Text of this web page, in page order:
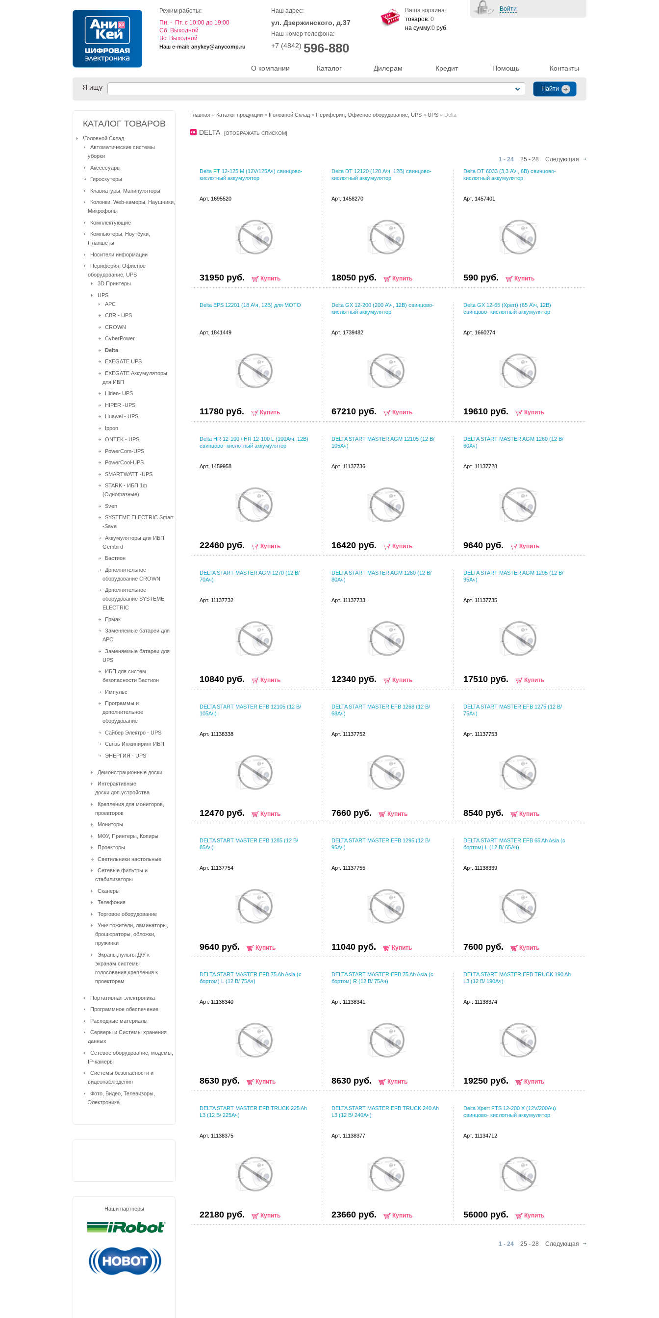
О компании Каталог Дилерам Кредит Помощь Контакты
Режим работы:
Пн. - Пт. с 10:00 до 19:00
Cб. Выходной
Вс. Выходной
Наш e-mail: anykey@anycomp.ru
Наш адрес:
ул. Дзержинского, д.37
Наш номер телефона:
+7 (4842) 596-880
Войти
Ваша корзина:
товаров: 0
на сумму:0 руб.
Я ищу
Главная » Каталог продукции » !Головной Склад » Периферия, Офисное оборудование, UPS » UPS » Delta
DELTA [ОТОБРАЖАТЬ СПИСКОМ]
1 - 24 25 - 28 Следующая
Delta FT 12-125 M (12V/125Ач) свинцово-
кислотный аккумулятор
Арт. 1695520
31950 руб. Купить
Delta DT 12120 (120 А\ч, 12В) свинцово-
кислотный аккумулятор
Арт. 1458270
18050 руб. Купить
Delta DT 6033 (3,3 А\ч, 6В) свинцово-
кислотный аккумулятор
Арт. 1457401
590 руб. Купить
Delta EPS 12201 (18 А\ч, 12В) для МОТО
Арт. 1841449
11780 руб. Купить
Delta GX 12-200 (200 А\ч, 12В) свинцово-
кислотный аккумулятор
Арт. 1739482
67210 руб. Купить
Delta GX 12-65 (Xpert) (65 А\ч, 12В)
свинцово- кислотный аккумулятор
Арт. 1660274
19610 руб. Купить
Delta HR 12-100 / HR 12-100 L (100А\ч, 12В)
свинцово- кислотный аккумулятор
Арт. 1459958
22460 руб. Купить
DELTA START MASTER AGM 12105 (12 В/
105Ач)
Арт. 11137736
16420 руб. Купить
DELTA START MASTER AGM 1260 (12 В/
60Ач)
Арт. 11137728
9640 руб. Купить
DELTA START MASTER AGM 1270 (12 В/
70Ач)
Арт. 11137732
10840 руб. Купить
DELTA START MASTER AGM 1280 (12 В/
80Ач)
Арт. 11137733
12340 руб. Купить
DELTA START MASTER AGM 1295 (12 В/
95Ач)
Арт. 11137735
17510 руб. Купить
DELTA START MASTER EFB 12105 (12 В/
105Ач)
Арт. 11138338
12470 руб. Купить
DELTA START MASTER EFB 1268 (12 В/
68Ач)
Арт. 11137752
7660 руб. Купить
DELTA START MASTER EFB 1275 (12 В/
75Ач)
Арт. 11137753
8540 руб. Купить
DELTA START MASTER EFB 1285 (12 В/
85Ач)
Арт. 11137754
9640 руб. Купить
DELTA START MASTER EFB 1295 (12 В/
95Ач)
Арт. 11137755
11040 руб. Купить
DELTA START MASTER EFB 65 Ah Asia (с
бортом) L (12 В/ 65Ач)
Арт. 11138339
7600 руб. Купить
DELTA START MASTER EFB 75 Ah Asia (с
бортом) L (12 В/ 75Ач)
Арт. 11138340
8630 руб. Купить
DELTA START MASTER EFB 75 Ah Asia (с
бортом) R (12 В/ 75Ач)
Арт. 11138341
8630 руб. Купить
DELTA START MASTER EFB TRUCK 190 Ah
L3 (12 В/ 190Ач)
Арт. 11138374
19250 руб. Купить
DELTA START MASTER EFB TRUCK 225 Ah
L3 (12 В/ 225Ач)
Арт. 11138375
22180 руб. Купить
DELTA START MASTER EFB TRUCK 240 Ah
L3 (12 В/ 240Ач)
Арт. 11138377
23660 руб. Купить
Delta Xpert FTS 12-200 X (12V/200Ач)
свинцово- кислотный аккумулятор
Арт. 11134712
56000 руб. Купить
1 - 24 25 - 28 Следующая
КАТАЛОГ ТОВАРОВ
!Головной Склад
Автоматические системы
уборки
Аксессуары
Гироскутеры
Клавиатуры, Манипуляторы
Колонки, Web-камеры, Наушники,
Микрофоны
Комплектующие
Компьютеры, Ноутбуки,
Планшеты
Носители информации
Периферия, Офисное
оборудование, UPS
3D Принтеры
UPS
APC
CBR - UPS
CROWN
CyberPower
Delta
EXEGATE UPS
EXEGATE Аккумуляторы
для ИБП
Hiden- UPS
HIPER -UPS
Huawei - UPS
Ippon
ONTEK - UPS
PowerCom-UPS
PowerCool-UPS
SMARTWATT -UPS
STARK - ИБП 1ф
(Однофазные)
Sven
SYSTEME ELECTRIC Smart
-Save
Аккумуляторы для ИБП
Gembird
Бастион
Дополнительное
оборудование CROWN
Дополнительное
оборудование SYSTEME
ELECTRIC
Ермак
Заменяемые батареи для
APC
Заменяемые батареи для
UPS
ИБП для систем
безопасности Бастион
Импульс
Программы и
дополнительное
оборудование
Сайбер Электро - UPS
Связь Инжиниринг ИБП
ЭНЕРГИЯ - UPS
Демонстрационные доски
Интерактивные
доски,доп.устройства
Крепления для мониторов,
проекторов
Мониторы
МФУ, Принтеры, Копиры
Проекторы
Светильники настольные
Сетевые фильтры и
стабилизаторы
Сканеры
Телефония
Торговое оборудование
Уничтожители, ламинаторы,
брошюраторы, обложки,
пружинки
Экраны,пульты Д\У к
экранам,системы
голосования,крепления к
проекторам
Портативная электроника
Программное обеспечение
Расходные материалы
Серверы и Системы хранения
данных
Сетевое оборудование, модемы,
IP-камеры
Системы безопасности и
видеонаблюдения
Фото, Видео, Телевизоры,
Электроника
Наши партнеры